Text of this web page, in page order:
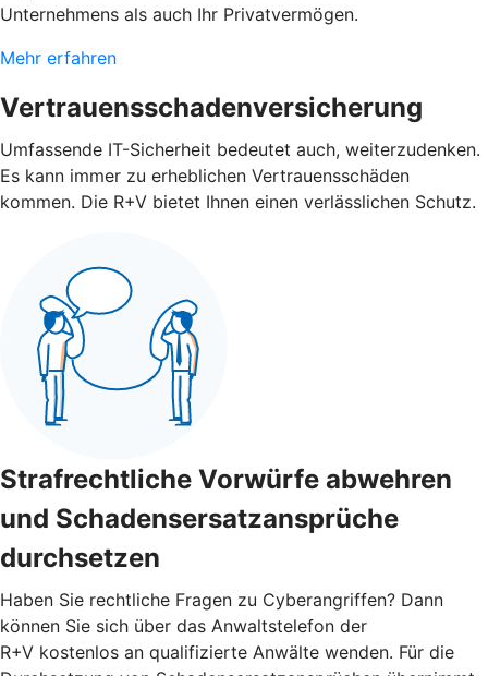
Unternehmens als auch Ihr Privatvermögen.
Mehr erfahren
Vertrauensschadenversicherung
Umfassende IT-Sicherheit bedeutet auch, weiterzudenken.
Es kann immer zu erheblichen Vertrauensschäden
kommen. Die R+V bietet Ihnen einen verlässlichen Schutz.
Strafrechtliche Vorwürfe abwehren
und Schadensersatzansprüche
durchsetzen
Haben Sie rechtliche Fragen zu Cyberangriffen? Dann
können Sie sich über das Anwaltstelefon der
R+V kostenlos an qualifizierte Anwälte wenden. Für die